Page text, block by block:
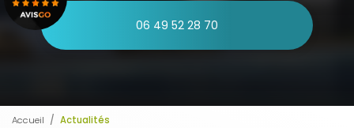
06 49 52 28 70
Voir le certificat
Accueil Actualités